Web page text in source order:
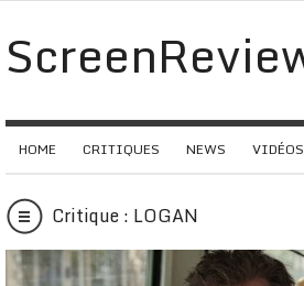
HOME CRITIQUES NEWS VIDÉOS
Critique : LOGAN